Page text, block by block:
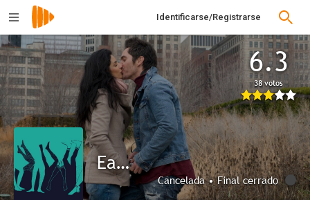
Identificarse/Registrarse
6.3
38 votos
Easy
Cancelada • Final cerrado